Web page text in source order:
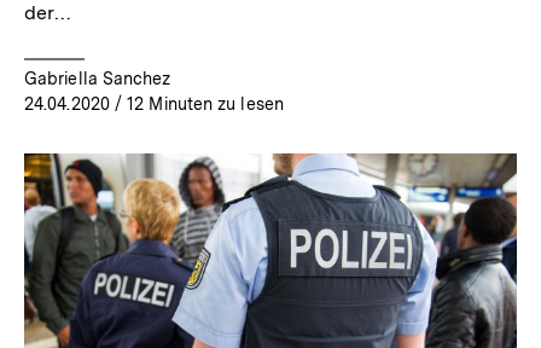
der…
Gabriella Sanchez
24.04.2020/ 12 Minuten zu lesen